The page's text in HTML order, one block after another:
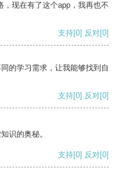
现在有了这个app，我再也不
支持[0] 反对[0]
的学习需求，让我能够找到自
支持[0] 反对[0]
识的奥秘。
支持[0] 反对[0]